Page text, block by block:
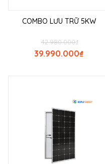
COMBO LƯU TRỮ 5KW
₫
42.980.000
₫
39.990.000